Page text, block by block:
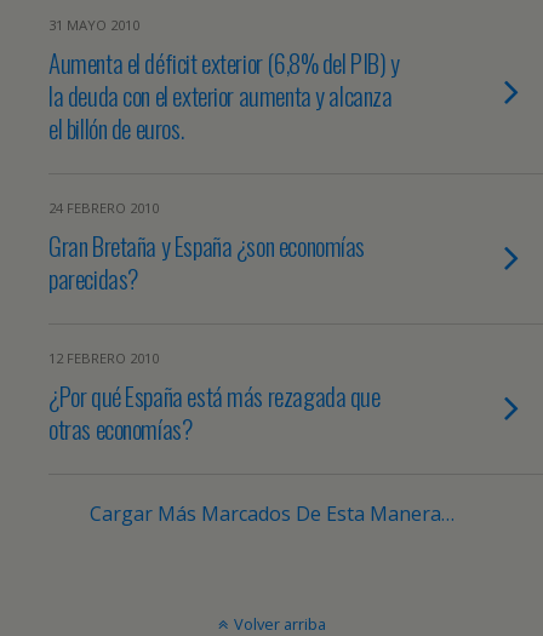
31 MAYO 2010
Aumenta el déficit exterior (6,8% del PIB) y
la deuda con el exterior aumenta y alcanza
el billón de euros.
24 FEBRERO 2010
Gran Bretaña y España ¿son economías
parecidas?
12 FEBRERO 2010
¿Por qué España está más rezagada que
otras economías?
Cargar Más Marcados De Esta Manera…
Volver arriba